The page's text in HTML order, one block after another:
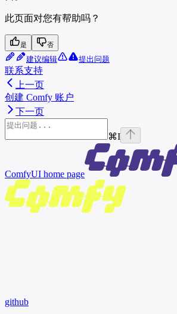
此页面对您有帮助吗？
是 否
建议编辑 提出问题
联系支持
上一页
创建 Comfy 账户
下一页
⌘I
ComfyUI home page
github